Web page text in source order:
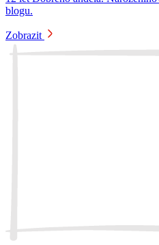
blogu.
Zobrazit